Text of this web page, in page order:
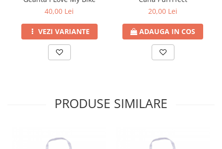
40,00 Lei
VEZI VARIANTE
20,00 Lei
ADAUGA IN COS
PRODUSE SIMILARE